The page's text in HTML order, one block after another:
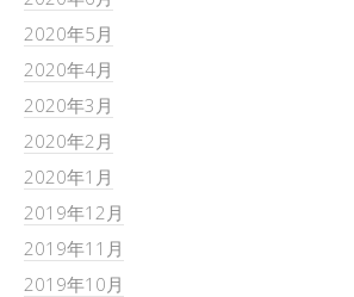
2020年5月
2020年4月
2020年3月
2020年2月
2020年1月
2019年12月
2019年11月
2019年10月